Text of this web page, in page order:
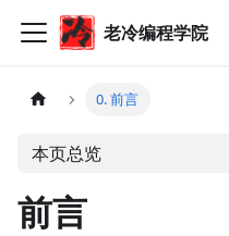
老冷编程学院
0. 前言
本页总览
前言